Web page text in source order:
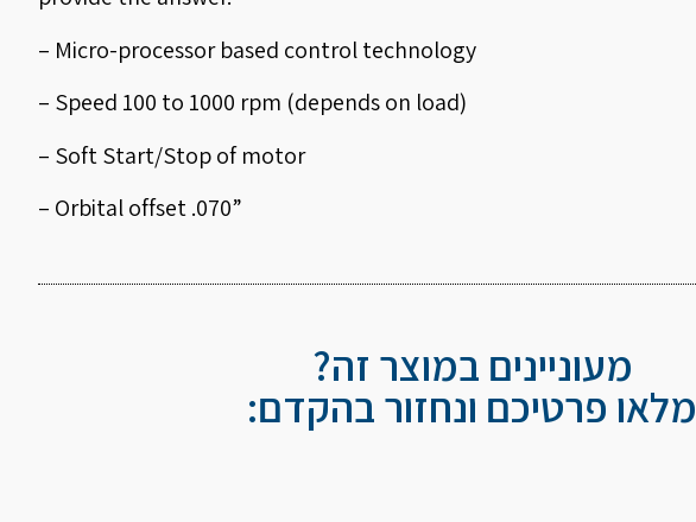
– Micro-processor based control technology
– Speed 100 to 1000 rpm (depends on load)
– Soft Start/Stop of motor
– Orbital offset .070”
מעוניינים במוצר זה?
מלאו פרטיכם ונחזור בהקדם: